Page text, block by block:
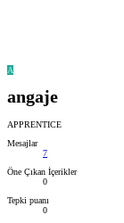
A
angaje
APPRENTICE
Mesajlar
7
Öne Çıkan İçerikler
0
Tepki puanı
0